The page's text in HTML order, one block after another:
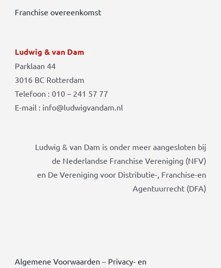
Franchise overeenkomst
Ludwig & van Dam
Parklaan 44
3016 BC Rotterdam
Telefoon : 010 – 241 57 77
E-mail : info@ludwigvandam.nl
Ludwig & van Dam is onder meer aangesloten bij
de Nederlandse Franchise Vereniging (NFV)
en De Vereniging voor Distributie-, Franchise-en
Agentuurrecht (DFA)
Algemene Voorwaarden – Privacy- en